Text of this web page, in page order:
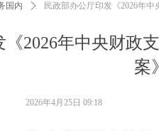
《2026年中央财政
案》
国内 ꄲ 民政部办公厅印发《2026年中
2026年4月25日 09:18